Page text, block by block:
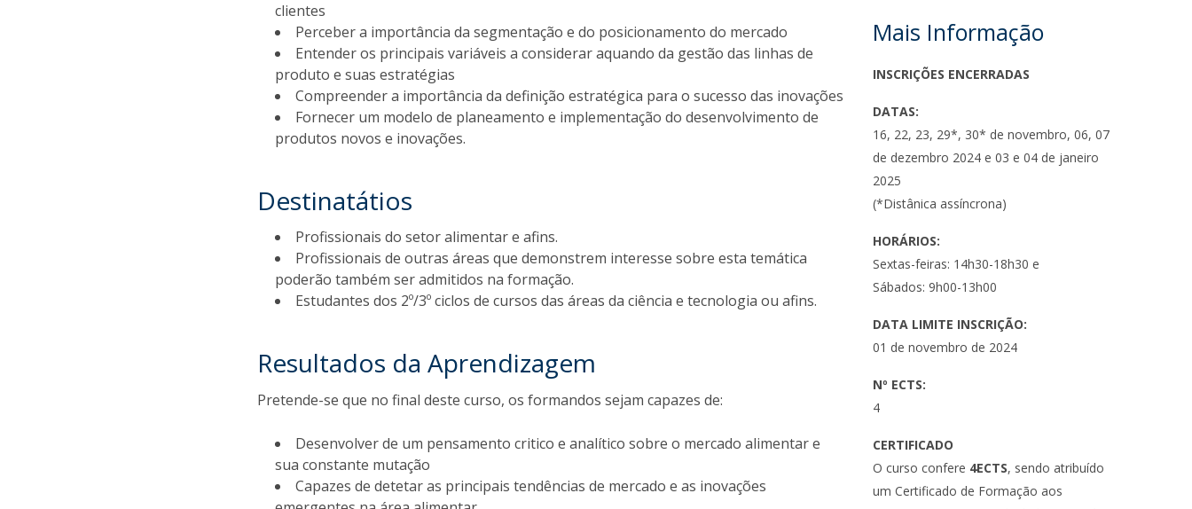
clientes
Perceber a importância da segmentação e do posicionamento do mercado
Entender os principais variáveis a considerar aquando da gestão das linhas de
produto e suas estratégias
Compreender a importância da definição estratégica para o sucesso das inovações
Fornecer um modelo de planeamento e implementação do desenvolvimento de
produtos novos e inovações.
Destinatátios
Profissionais do setor alimentar e afins.
Profissionais de outras áreas que demonstrem interesse sobre esta temática
poderão também ser admitidos na formação.
Estudantes dos 2º/3º ciclos de cursos das áreas da ciência e tecnologia ou afins.
Resultados da Aprendizagem
Pretende-se que no final deste curso, os formandos sejam capazes de:
Desenvolver de um pensamento critico e analítico sobre o mercado alimentar e
sua constante mutação
Capazes de detetar as principais tendências de mercado e as inovações
Mais Informação
INSCRIÇÕES ENCERRADAS
DATAS:
16, 22, 23, 29*, 30* de novembro, 06, 07
de dezembro 2024 e 03 e 04 de janeiro
2025
(*Distânica assíncrona)
HORÁRIOS:
Sextas-feiras: 14h30-18h30 e
Sábados: 9h00-13h00
DATA LIMITE INSCRIÇÃO:
01 de novembro de 2024
Nº ECTS:
4
CERTIFICADO
O curso confere 4ECTS, sendo atribuído
um Certificado de Formação aos